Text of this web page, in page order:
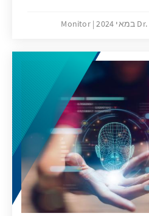
Sorge vor den
offenen
Hintergrund. Es mag
denen
etwa bei Seltenen
Eingriffe
ineffizienter, teurer
Monitor